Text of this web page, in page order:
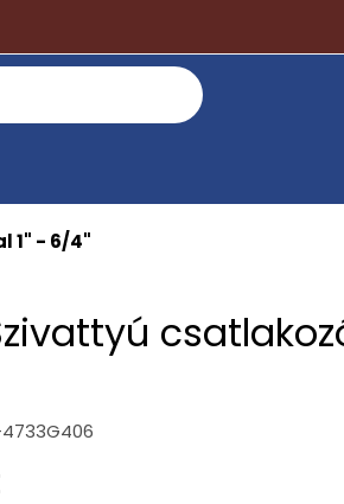
1" - 6/4"
4733G406